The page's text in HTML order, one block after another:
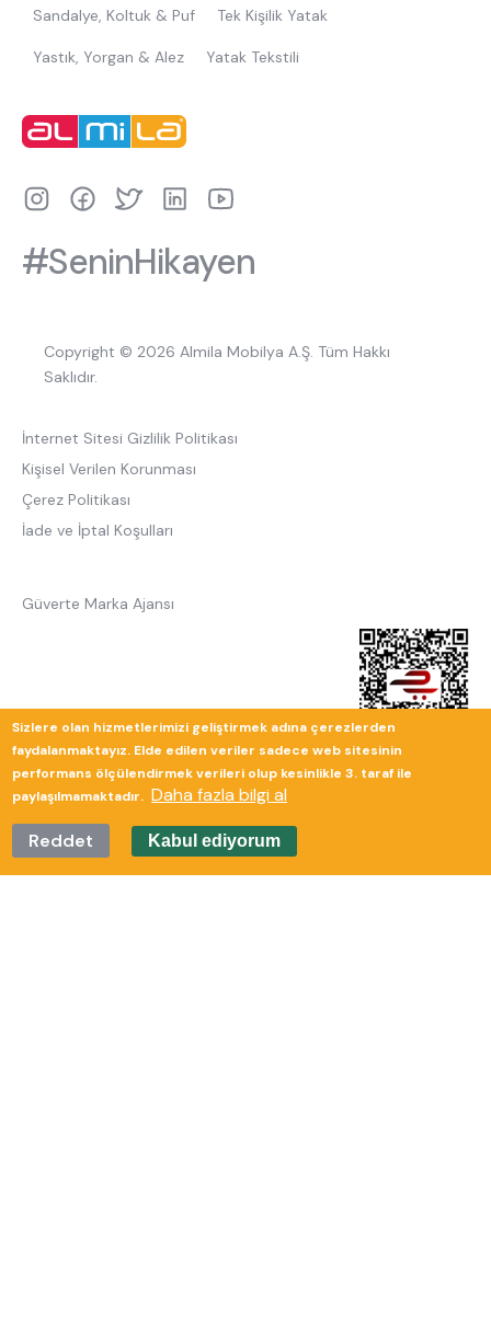
Sandalye, Koltuk & Puf Tek Kişilik Yatak
Yastık, Yorgan & Alez Yatak Tekstili
#SeninHikayen
Copyright © 2026 Almila Mobilya A.Ş. Tüm Hakkı
Saklıdır.
İnternet Sitesi Gizlilik Politikası
Kişisel Verilen Korunması
Çerez Politikası
İade ve İptal Koşulları
Güverte Marka Ajansı
Sizlere olan hizmetlerimizi geliştirmek adına çerezlerden
faydalanmaktayız. Elde edilen veriler sadece web sitesinin
performans ölçülendirmek verileri olup kesinlikle 3. taraf ile
paylaşılmamaktadır. Daha fazla bilgi al
Reddet
Kabul ediyorum